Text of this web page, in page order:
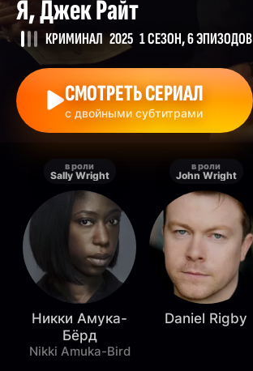
Я, Джек Райт
КРИМИНАЛ 2025 1 СЕЗОН, 6 ЭПИЗОДОВ
СМОТРЕТЬ СЕРИАЛ
с двойными субтитрами
в роли
Sally Wright
Никки Амука-
Бёрд
Nikki Amuka-Bird
в роли
John Wright
Daniel Rigby